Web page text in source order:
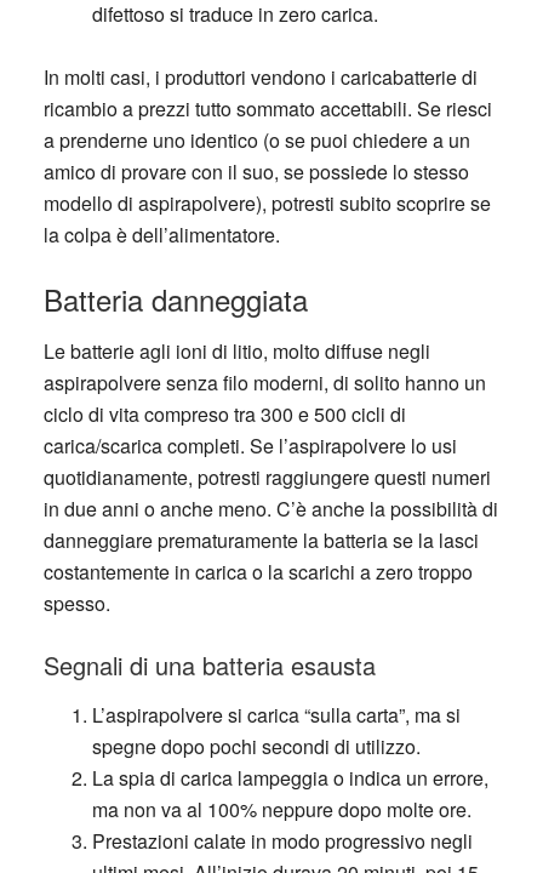
difettoso si traduce in zero carica.
In molti casi, i produttori vendono i caricabatterie di
ricambio a prezzi tutto sommato accettabili. Se riesci
a prenderne uno identico (o se puoi chiedere a un
amico di provare con il suo, se possiede lo stesso
modello di aspirapolvere), potresti subito scoprire se
la colpa è dell’alimentatore.
Batteria danneggiata
Le batterie agli ioni di litio, molto diffuse negli
aspirapolvere senza filo moderni, di solito hanno un
ciclo di vita compreso tra 300 e 500 cicli di
carica/scarica completi. Se l’aspirapolvere lo usi
quotidianamente, potresti raggiungere questi numeri
in due anni o anche meno. C’è anche la possibilità di
danneggiare prematuramente la batteria se la lasci
costantemente in carica o la scarichi a zero troppo
spesso.
Segnali di una batteria esausta
L’aspirapolvere si carica “sulla carta”, ma si
spegne dopo pochi secondi di utilizzo.
La spia di caricalampeggia o indica un errore,
ma non va al 100% neppure dopo molte ore.
Prestazioni calatein modo progressivo negli